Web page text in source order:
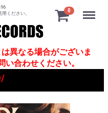
ください。
0 Menu
異なる場合がございま
合わせください。